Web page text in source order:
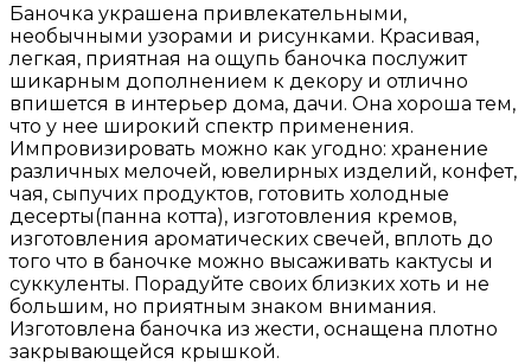
Баночка украшена привлекательными,
необычными узорами и рисунками. Красивая,
легкая, приятная на ощупь баночка послужит
шикарным дополнением к декору и отлично
впишется в интерьер дома, дачи. Она хороша тем,
что у нее широкий спектр применения.
Импровизировать можно как угодно: хранение
различных мелочей, ювелирных изделий, конфет,
чая, сыпучих продуктов, готовить холодные
десерты(панна котта), изготовления кремов,
изготовления ароматических свечей, вплоть до
того что в баночке можно высаживать кактусы и
суккуленты. Порадуйте своих близких хоть и не
большим, но приятным знаком внимания.
Изготовлена баночка из жести, оснащена плотно
закрывающейся крышкой.